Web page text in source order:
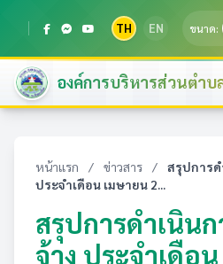
TH EN ขนาด:
องค์การบริหารส่วนตำบ
หน้าแรก / ข่าวสาร /
สรุปการด
ประจำเดือน เมษายน 2...
สรุปการดำเนิน
จ้าง ประจำเดือ